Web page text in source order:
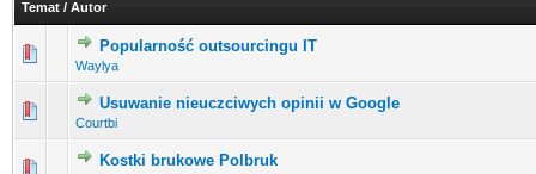
Temat / Autor
Popularność outsourcingu IT
Waylya
0 głosów - średnia ocena: 0 na 5 gwiazdek
1234 5
Usuwanie nieuczciwych opinii w Google
Courtbi
0 głosów - średnia ocena: 0 na 5 gwiazdek
12 345
Kostki brukowe Polbruk
0 głosów - średnia ocena: 0 na 5 gwiazdek
12